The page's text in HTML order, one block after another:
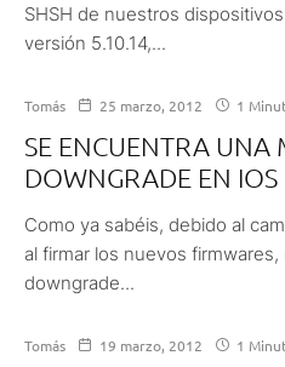
SHSH de nuestros
versión 5.10.14,...
Tomás 25 marzo, 2012 1
SE ENCUENTRA UNA
DOWNGRADE EN IOS
Como ya sabéis, debido al
al firmar los nuevos
downgrade...
Tomás 19 marzo, 2012 1